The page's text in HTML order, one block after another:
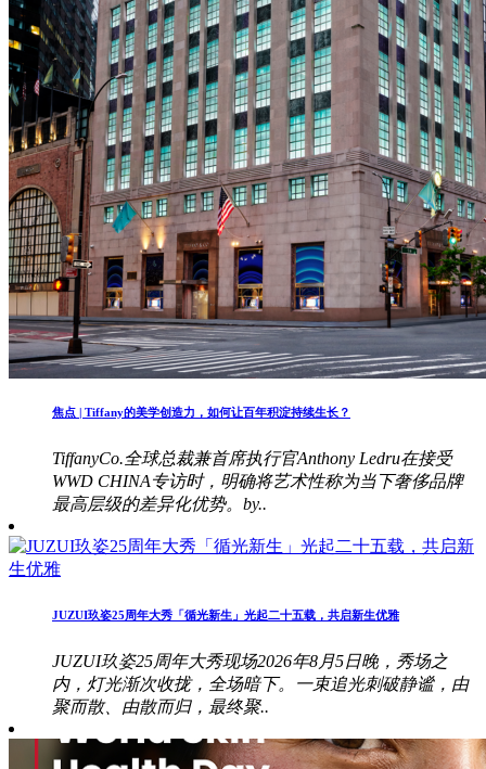
焦点 | Tiffany的美学创造力，如何让百年积淀持续生长？
TiffanyCo.全球总裁兼首席执行官Anthony Ledru在接受
WWD CHINA专访时，明确将艺术性称为当下奢侈品牌
最高层级的差异化优势。by..
JUZUI玖姿25周年大秀「循光新生」光起二十五载，共启新生优雅
JUZUI玖姿25周年大秀现场2026年8月5日晚，秀场之
内，灯光渐次收拢，全场暗下。一束追光刺破静谧，由
聚而散、由散而归，最终聚..